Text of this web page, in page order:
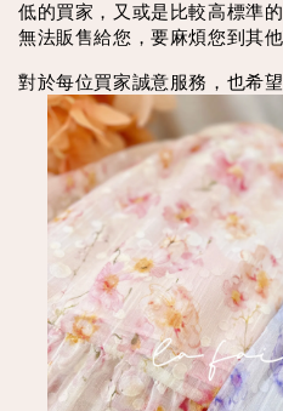
低的買家，又或是比較高標準
無法販售給您，要麻煩您到其
對於每位買家誠意服務，也希